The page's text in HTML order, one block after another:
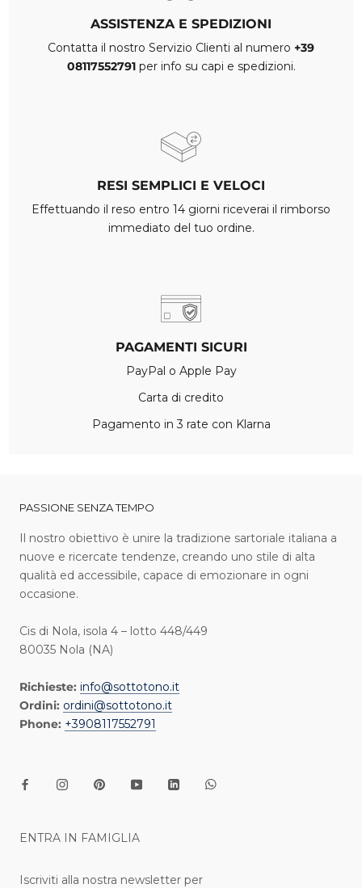
ASSISTENZA E SPEDIZIONI
Contatta il nostro Servizio Clienti al numero +39
08117552791 per info su capi e spedizioni.
RESI SEMPLICI E VELOCI
Effettuando il reso entro 14 giorni riceverai il rimborso
immediato del tuo ordine.
PAGAMENTI SICURI
PayPal o Apple Pay
Carta di credito
Pagamento in 3 rate con Klarna
PASSIONE SENZA TEMPO
I l nostro obiettivo è unire la tradizione sartoriale italiana a
nuove e ricercate tendenze, creando uno stile di alta
qualità ed accessibile, capace di emozionare in ogni
occasione.
Cis di Nola, isola 4 – lotto 448/449
80035 Nola (NA)
Richieste: info@sottotono.it
Ordini: ordini@sottotono.it
Phone: +3908117552791
ENTRA IN FAMIGLIA
Iscriviti alla nostra newsletter per